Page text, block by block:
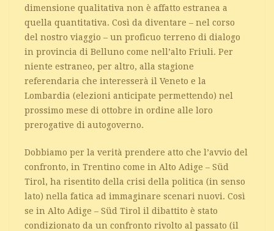
dimensione qualitativa non è affatto estranea a
quella quantitativa. Così da diventare – nel corso
del nostro viaggio – un proficuo terreno di dialogo
in provincia di Belluno come nell’alto Friuli. Per
niente estraneo, per altro, alla stagione
referendaria che interesserà il Veneto e la
Lombardia (elezioni anticipate permettendo) nel
prossimo mese di ottobre in ordine alle loro
prerogative di autogoverno.
Dobbiamo per la verità prendere atto che l’avvio del
confronto, in Trentino come in Alto Adige – Süd
Tirol, ha risentito della crisi della politica (in senso
lato) nella fatica ad immaginare scenari nuovi. Così
se in Alto Adige – Süd Tirol il dibattito è stato
condizionato da un confronto rivolto al passato (il